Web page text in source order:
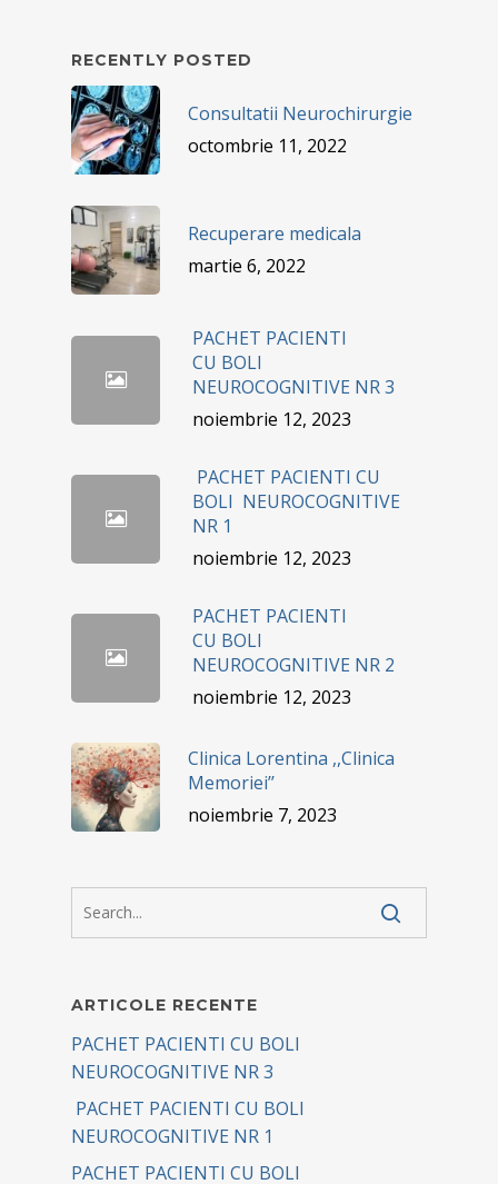
RECENTLY POSTED
Consultatii Neurochirurgie
octombrie 11, 2022
Recuperare medicala
martie 6, 2022
PACHET PACIENTI
CU BOLI
NEUROCOGNITIVE NR 3
noiembrie 12, 2023
PACHET PACIENTI CU
BOLI NEUROCOGNITIVE
NR 1
noiembrie 12, 2023
PACHET PACIENTI
CU BOLI
NEUROCOGNITIVE NR 2
noiembrie 12, 2023
Clinica Lorentina ,,Clinica
Memoriei’’
noiembrie 7, 2023
ARTICOLE RECENTE
PACHET PACIENTI CU BOLI
NEUROCOGNITIVE NR 3
PACHET PACIENTI CU BOLI
NEUROCOGNITIVE NR 1
PACHET PACIENTI CU BOLI